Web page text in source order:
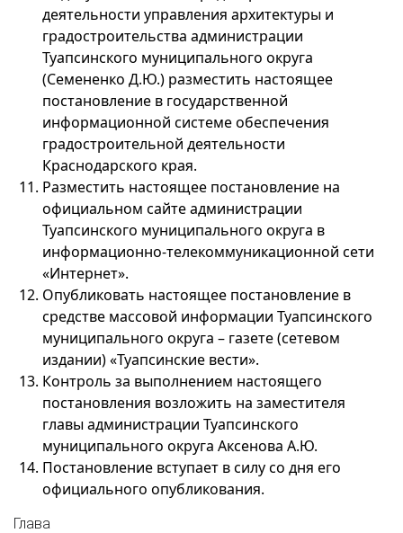
деятельности управления архитектуры и
градостроительства администрации
Туапсинского муниципального округа
(Семененко Д.Ю.) разместить настоящее
постановление в государственной
информационной системе обеспечения
градостроительной деятельности
Краснодарского края.
Разместить настоящее постановление на
официальном сайте администрации
Туапсинского муниципального округа в
информационно-телекоммуникационной сети
«Интернет».
Опубликовать настоящее постановление в
средстве массовой информации Туапсинского
муниципального округа – газете (сетевом
издании) «Туапсинские вести».
Контроль за выполнением настоящего
постановления возложить на заместителя
главы администрации Туапсинского
муниципального округа Аксенова А.Ю.
Постановление вступает в силу со дня его
официального опубликования.
Глава